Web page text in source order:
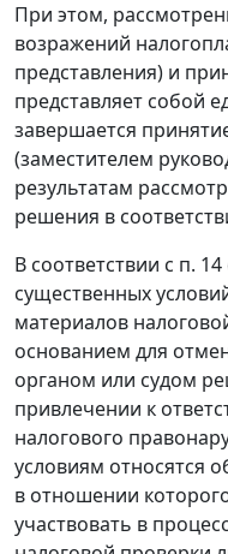
При этом,
возражений
представления) и
представляет собой
завершается
(заместителем
результатам
решения в
В соответствии с п. 14
существенных
материалов
основанием для
органом или судом
привлечении к
налогового
условиям относятся
в отношении
участвовать в